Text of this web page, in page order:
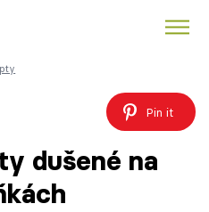
Pin it
dušené na